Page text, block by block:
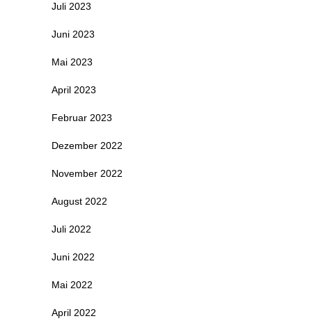
Juli 2023
Juni 2023
Mai 2023
April 2023
Februar 2023
Dezember 2022
November 2022
August 2022
Juli 2022
Juni 2022
Mai 2022
April 2022